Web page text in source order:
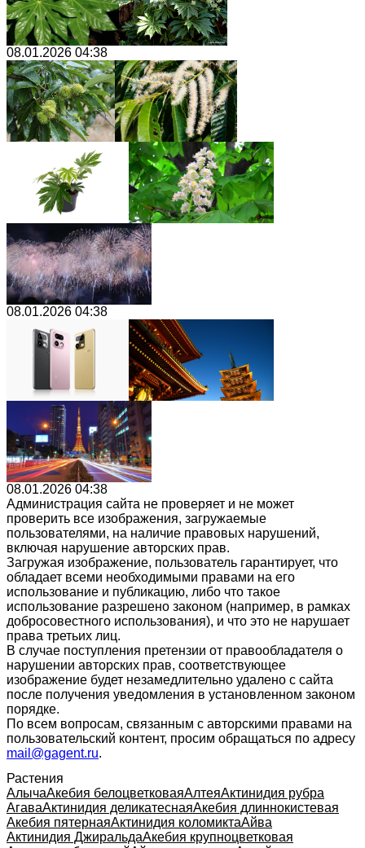
08.01.2026 04:38
08.01.2026 04:38
08.01.2026 04:38
Администрация сайта не проверяет и не может
проверить все изображения, загружаемые
пользователями, на наличие правовых нарушений,
включая нарушение авторских прав.
Загружая изображение, пользователь гарантирует, что
обладает всеми необходимыми правами на его
использование и публикацию, либо что такое
использование разрешено законом (например, в рамках
добросовестного использования), и что это не нарушает
права третьих лиц.
В случае поступления претензии от правообладателя о
нарушении авторских прав, соответствующее
изображение будет незамедлительно удалено с сайта
после получения уведомления в установленном законом
порядке.
По всем вопросам, связанным с авторскими правами на
пользовательский контент, просим обращаться по адресу
mail@gagent.ru.
Растения
АлычаАкебия белоцветковаяАлтеяАктинидия рубра
АгаваАктинидия деликатеснаяАкебия длиннокистевая
Акебия пятернаяАктинидия коломиктаАйва
Актинидия ДжиральдаАкебия крупноцветковая